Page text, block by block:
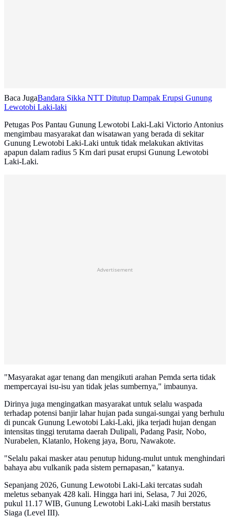
Baca JugaBandara Sikka NTT Ditutup Dampak Erupsi Gunung
Lewotobi Laki-laki
Petugas Pos Pantau Gunung Lewotobi Laki-Laki Victorio Antonius
mengimbau masyarakat dan wisatawan yang berada di sekitar
Gunung Lewotobi Laki-Laki untuk tidak melakukan aktivitas
apapun dalam radius 5 Km dari pusat erupsi Gunung Lewotobi
Laki-Laki.
Advertisement
"Masyarakat agar tenang dan mengikuti arahan Pemda serta tidak
mempercayai isu-isu yan tidak jelas sumbernya," imbaunya.
Dirinya juga mengingatkan masyarakat untuk selalu waspada
terhadap potensi banjir lahar hujan pada sungai-sungai yang berhulu
di puncak Gunung Lewotobi Laki-Laki, jika terjadi hujan dengan
intensitas tinggi terutama daerah Dulipali, Padang Pasir, Nobo,
Nurabelen, Klatanlo, Hokeng jaya, Boru, Nawakote.
"Selalu pakai masker atau penutup hidung-mulut untuk menghindari
bahaya abu vulkanik pada sistem pernapasan," katanya.
Sepanjang 2026, Gunung Lewotobi Laki-Laki tercatas sudah
meletus sebanyak 428 kali. Hingga hari ini, Selasa, 7 Jui 2026,
pukul 11.17 WIB, Gunung Lewotobi Laki-Laki masih berstatus
Siaga (Level III).